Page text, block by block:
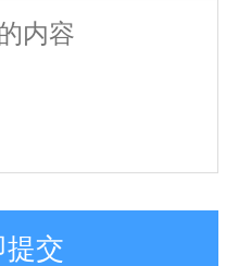
提交